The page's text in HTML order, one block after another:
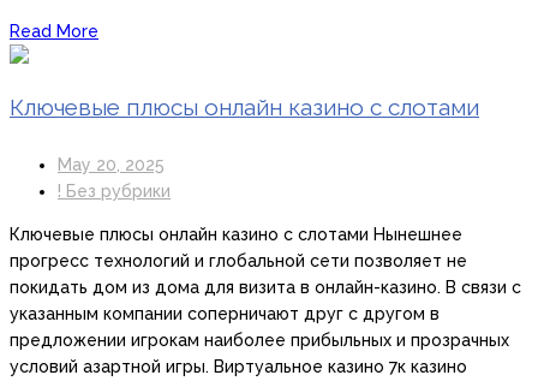
Read More
Ключевые плюсы онлайн казино с слотами
May 20, 2025
! Без рубрики
Ключевые плюсы онлайн казино с слотами Нынешнее
прогресс технологий и глобальной сети позволяет не
покидать дом из дома для визита в онлайн-казино. В связи с
указанным компании соперничают друг с другом в
предложении игрокам наиболее прибыльных и прозрачных
условий азартной игры. Виртуальное казино 7к казино